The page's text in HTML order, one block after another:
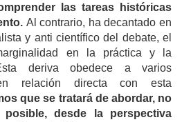
las tareas históricas
Al contrario, ha decantado en
y anti científico del debate, el
en la práctica y la
deriva obedece a varios
relación directa con esta
que se tratará de abordar, no
desde la perspectiva